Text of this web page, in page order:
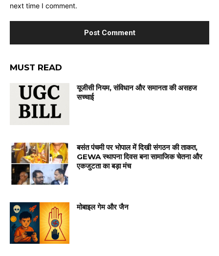
next time I comment.
MUST READ
यूजीसी नियम, संविधान और समानता की असहज
सच्चाई
बसंत पंचमी पर भोपाल में दिखी संगठन की ताकत,
GEWA स्थापना दिवस बना सामाजिक चेतना और
एकजुटता का बड़ा मंच
मोबाइल गेम और जैन